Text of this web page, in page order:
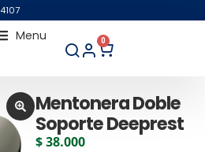
Menu 0
Mentonera Doble
Soporte Deeprest
$38.000